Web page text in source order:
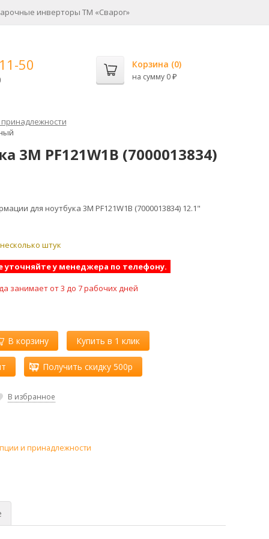
инверторы ТМ «Сварог»
50 Корзина (0)
на сумму 0 ₽
PF121W1B (7000013834)
для ноутбука 3M PF121W1B (7000013834) 12.1"
штук
уточняйте у менеджера по телефону.
занимает от 3 до 7 рабочих дней
В корзину Купить в 1 клик
Получить скидку 500р
В избранное
и принадлежности